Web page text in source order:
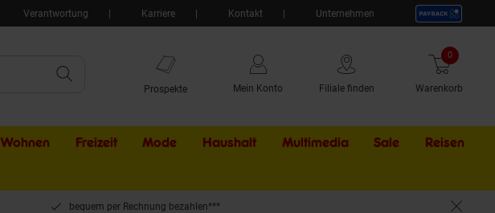
Verantwortung Karriere Kontakt Unternehmen
Prospekte Mein Konto Filiale finden Warenkorb
0 Artikel
Wohnen Freizeit Mode Haushalt Multimedia Sale Externer
Reisen
bequem per Rechnung bezahlen***